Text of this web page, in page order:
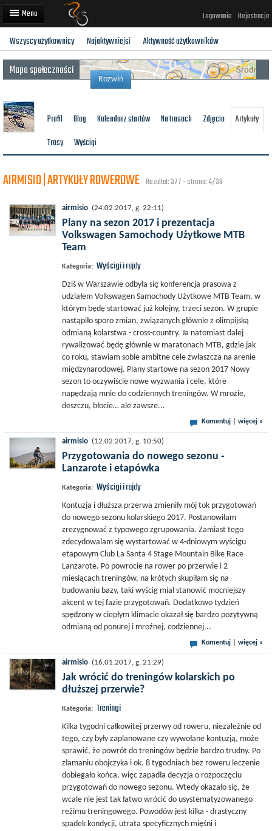
Logowanie Rejestracja
Artykuły
Trasy rowerowe
Wyścigi rowerowe
Użytkownicy
Dodaj
Wszyscy użytkownicy Najaktywniejsi Aktywność użytkowników
Mapa społeczności
Rozwiń
Profil Blog Kalendarz startów Na trasach Zdjęcia
Artykuły
Trasy
Wyścigi
AIRMISIO | ARTYKUŁY ROWEROWE Rezultat: 377 - strona: 4/38
airmisio (24.02.2017, g. 22:11)
Plany na sezon 2017 i prezentacja
Volkswagen Samochody Użytkowe MTB
Team
Kategoria: Wyścigi i rajdy
Dziś w Warszawie odbyła się konferencja prasowa z
udziałem Volkswagen Samochody Użytkowe MTB Team, w
którym będę startować już kolejny, trzeci sezon. W grupie
nastąpiło sporo zmian, związanych głównie z olimpijską
odmianą kolarstwa - cross-country. Ja natomiast dalej
rywalizować będę głównie w maratonach MTB, gdzie jak
co roku, stawiam sobie ambitne cele zwłaszcza na arenie
międzynarodowej. Plany startowe na sezon 2017 Nowy
sezon to oczywiście nowe wyzwania i cele, które
napędzają mnie do codziennych treningów. W mrozie,
deszczu, błocie… ale zawsze...
Komentuj więcej »
airmisio (12.02.2017, g. 10:50)
Przygotowania do nowego sezonu -
Lanzarote i etapówka
Kategoria: Wyścigi i rajdy
Kontuzja i dłuższa przerwa zmieniły mój tok przygotowań
do nowego sezonu kolarskiego 2017. Postanowiłam
zrezygnować z typowego zgrupowania. Zamiast tego
zdecydowalam się wystartować w 4-dniowym wyścigu
etapowym Club La Santa 4 Stage Mountain Bike Race
Lanzarote. Po powrocie na rower po przerwie i 2
miesiącach treningów, na krótych skupiłam się na
budowaniu bazy, taki wyścig miał stanowić mocniejszy
akcent w tej fazie przygotowań. Dodatkowo tydzień
spędzony w ciepłym klimacie okazał się bardzo pozytywną
odmianą od ponurej i mroźnej, codziennej...
Komentuj więcej »
airmisio (16.01.2017, g. 21:29)
Jak wrócić do treningów kolarskich po
dłuższej przerwie?
Kategoria: Treningi
Kilka tygodni całkowitej przerwy od roweru, niezależnie od
tego, czy były zaplanowane czy wywołane kontuzją, może
sprawić, że powrót do treningów będzie bardzo trudny. Po
złamaniu obojczyka i ok. 8 tygodniach bez roweru leczenie
dobiegało końca, więc zapadła decyzja o rozpoczęciu
przygotowań do nowego sezonu. Wtedy okazało się, że
wcale nie jest tak łatwo wrócić do usystematyzowanego
reżimu treningowego. Powodów jest kilka - drastyczny
spadek kondycji, utrata specyficznych mięśni i